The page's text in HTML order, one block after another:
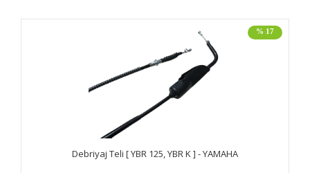
% 17
Debriyaj Teli [ YBR 125, YBR K ] - YAMAHA